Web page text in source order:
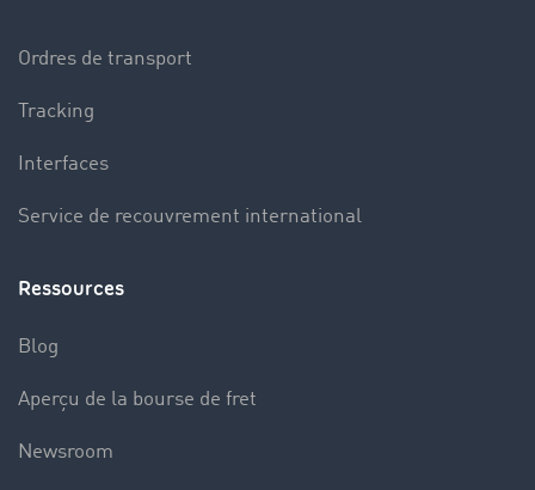
Ordres de transport
Tracking
Interfaces
Service de recouvrement international
Ressources
Blog
Aperçu de la bourse de fret
Newsroom